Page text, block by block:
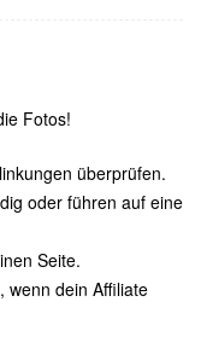
Fotos!
überprüfen.
oder führen auf eine
Seite.
wenn dein Affiliate